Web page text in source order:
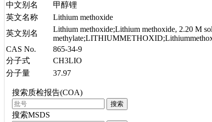
中文别名
甲醇锂
英文名称
Lithium methoxide
英文别名
Lithium methoxide;Lithium methoxide, 2.20 M
CAS No.
865-34-9
分子式
CH3LIO
分子量
37.97
搜索质检报告(COA)
搜索
搜索MSDS